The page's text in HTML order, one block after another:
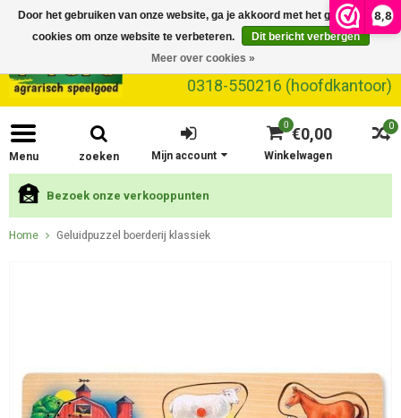
8,8
0318-550216 (hoofdkantoor)
Menu zoeken
0
0 €0,00
Winkelwagen
Mijn account
Bezoek onze verkooppunten
Home Geluidpuzzel boerderij klassiek
Door het gebruiken van onze website, ga je akkoord met het gebruik van
cookies om onze website te verbeteren.
Dit bericht verbergen
Meer over cookies »